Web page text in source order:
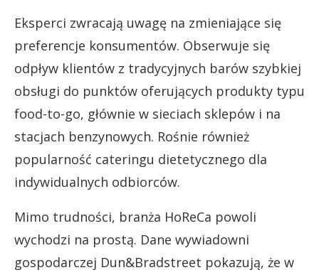
Eksperci zwracają uwagę na zmieniające się
preferencje konsumentów. Obserwuje się
odpływ klientów z tradycyjnych barów szybkiej
obsługi do punktów oferujących produkty typu
food-to-go, głównie w sieciach sklepów i na
stacjach benzynowych. Rośnie również
popularność cateringu dietetycznego dla
indywidualnych odbiorców.
Mimo trudności, branża HoReCa powoli
wychodzi na prostą. Dane wywiadowni
gospodarczej Dun&Bradstreet pokazują, że w